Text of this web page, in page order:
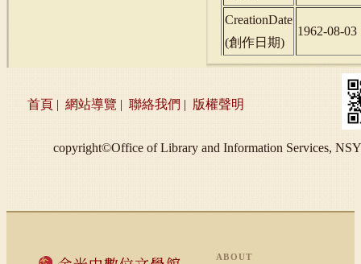
CreationDate
(創作日期)
1962-08-03
首頁 | 網站導覽 | 聯絡我們 | 版權聲明
copyright©Office of Library and Information Services,
ABOUT